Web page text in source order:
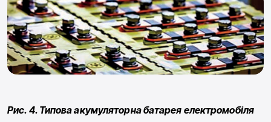
Рис. 4. Типова акумуляторна батарея електромобіля